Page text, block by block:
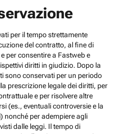
per il tempo strettamente
del contratto, al fine di
per consentire a Fastweb e
diritti in giudizio. Dopo la
sono conservati per un periodo
prescrizione legale dei diritti, per
e per risolvere altre
(es., eventuali controversie e la
nonché per adempiere agli
dalle leggi. Il tempo di